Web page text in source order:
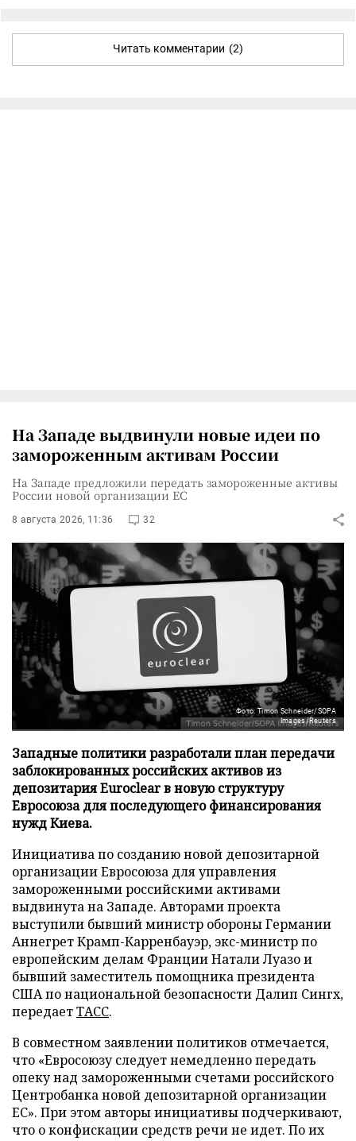
Читать комментарии (2)
На Западе выдвинули новые идеи по
замороженным активам России
На Западе предложили передать замороженные активы
России новой организации ЕС
8 августа 2026, 11:36 32
Фото: Timon Schneider/SOPA
Images/Reuters
Западные политики разработали план передачи
заблокированных российских активов из
депозитария Euroclear в новую структуру
Евросоюза для последующего финансирования
нужд Киева.
Инициатива по созданию новой депозитарной
организации Евросоюза для управления
замороженными российскими активами
выдвинута на Западе. Авторами проекта
выступили бывший министр обороны Германии
Аннегрет Крамп-Карренбауэр, экс-министр по
европейским делам Франции Натали Луазо и
бывший заместитель помощника президента
США по национальной безопасности Далип Сингх,
передаетТАСС.
В совместном заявлении политиков отмечается,
что «Евросоюзу следует немедленно передать
опеку над замороженными счетами российского
Центробанка новой депозитарной организации
ЕС». При этом авторы инициативы подчеркивают,
что о конфискации средств речи не идет. По их